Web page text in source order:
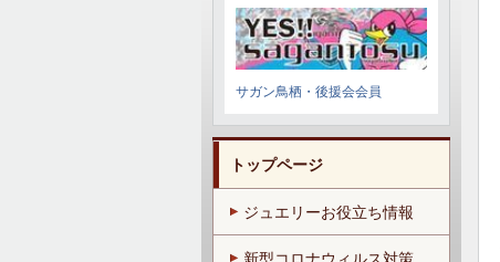
サガン鳥栖・後援会会員
トップページ
ジュエリーお役立ち情報